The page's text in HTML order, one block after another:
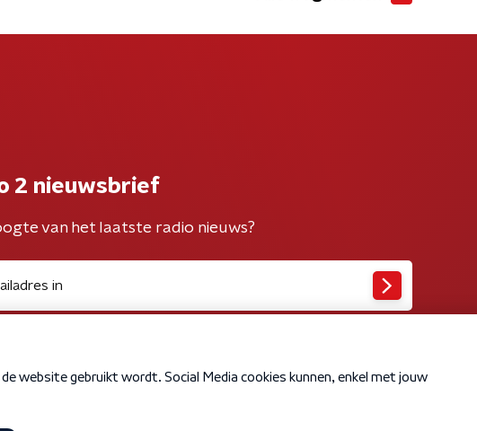
2 nieuwsbrief
van het laatste radio nieuws?